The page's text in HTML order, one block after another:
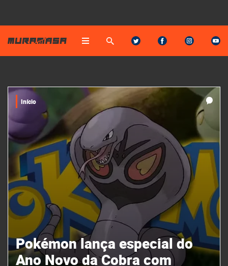
Início
Pokémon lança especial do
Ano Novo da Cobra com